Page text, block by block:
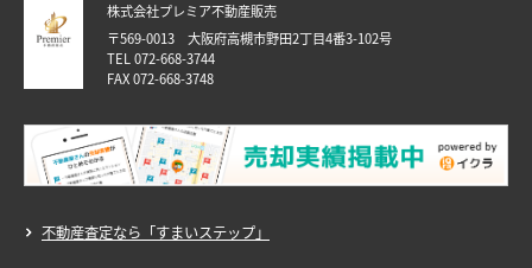
株式会社プレミア不動産販売
〒569-0013 大阪府高槻市野田2丁目4番3-102号
TEL 072-668-3744
FAX 072-668-3748
不動産査定なら「すまいステップ」